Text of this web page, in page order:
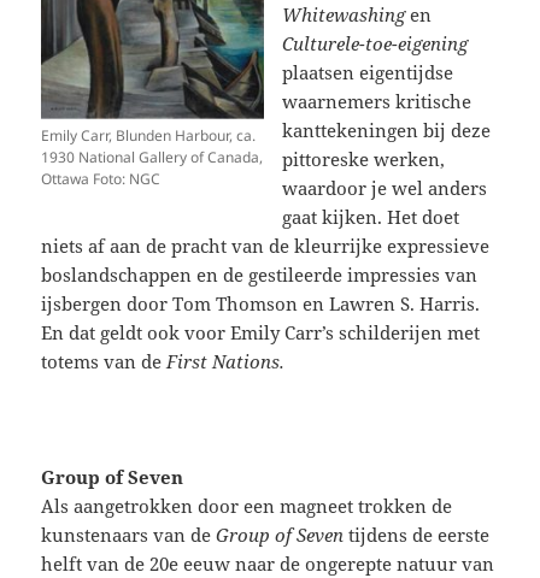
Emily Carr, Blunden Harbour, ca.
1930 National Gallery of Canada,
Ottawa Foto: NGC
Whitewashingen
Culturele-toe-eigening
plaatsen eigentijdse
waarnemers kritische
kanttekeningen bij deze
pittoreske werken,
waardoor je wel anders
gaat kijken. Het doet
niets af aan de pracht van de kleurrijke expressieve
boslandschappen en de gestileerde impressies van
ijsbergen door Tom Thomson en Lawren S. Harris.
En dat geldt ook voor Emily Carr’s schilderijen met
totems van de First Nations.
Group of Seven
Als aangetrokken door een magneet trokken de
kunstenaars van deGroup of Seven tijdens de eerste
helft van de 20e eeuw naar de ongerepte natuur van